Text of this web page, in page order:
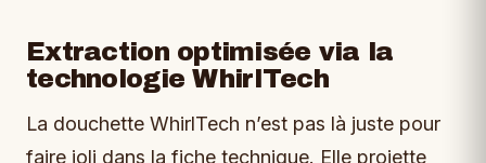
Extraction optimisée via la
technologie WhirlTech
La douchette WhirlTech n’est pas là juste pour
faire joli dans la fiche technique. Elle projette